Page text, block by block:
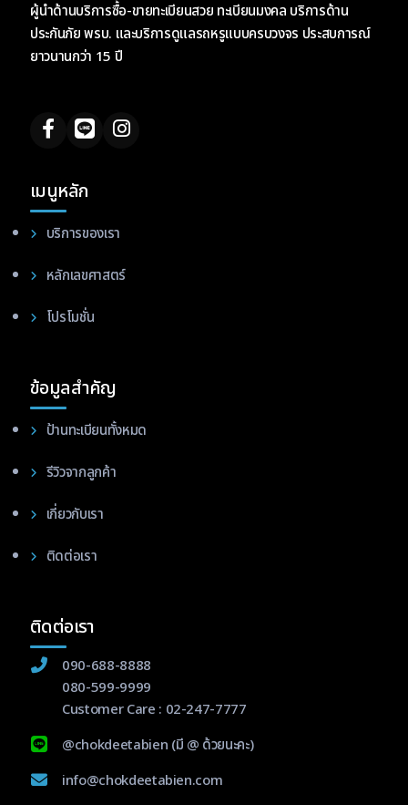
ผู้นำด้านบริการซื้อ-ขายทะเบียนสวย ทะเบียนมงคล บริการด้าน
ประกันภัย พรบ. และบริการดูแลรถหรูแบบครบวงจร ประสบการณ์
ยาวนานกว่า 15 ปี
เมนูหลัก
บริการของเรา
หลักเลขศาสตร์
โปรโมชั่น
ข้อมูลสำคัญ
ป้านทะเบียนทั้งหมด
รีวิวจากลูกค้า
เกี่ยวกับเรา
ติดต่อเรา
ติดต่อเรา
090-688-8888
080-599-9999
Customer Care : 02-247-7777
@chokdeetabien (มี @ ด้วยนะคะ)
info@chokdeetabien.com